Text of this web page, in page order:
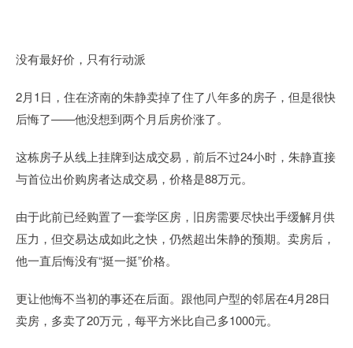
没有最好价，只有行动派
2月1日，住在济南的朱静卖掉了住了八年多的房子，但是很快
后悔了——他没想到两个月后房价涨了。
这栋房子从线上挂牌到达成交易，前后不过24小时，朱静直接
与首位出价购房者达成交易，价格是88万元。
由于此前已经购置了一套学区房，旧房需要尽快出手缓解月供
压力，但交易达成如此之快，仍然超出朱静的预期。卖房后，
他一直后悔没有“挺一挺”价格。
更让他悔不当初的事还在后面。跟他同户型的邻居在4月28日
卖房，多卖了20万元，每平方米比自己多1000元。